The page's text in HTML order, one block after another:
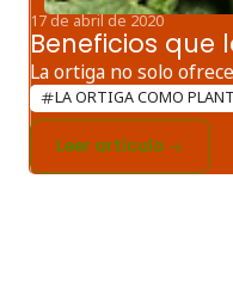
17 de abril de 2020
Beneficios
La ortiga no solo
LA ORTIGA COMO
Leer artículo